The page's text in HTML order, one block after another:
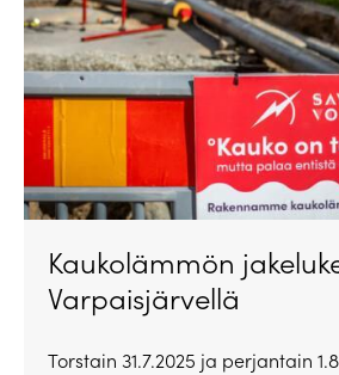
Kaukolämmön
Varpaisjärvellä
Torstain 31.7.2025 ja perjantain